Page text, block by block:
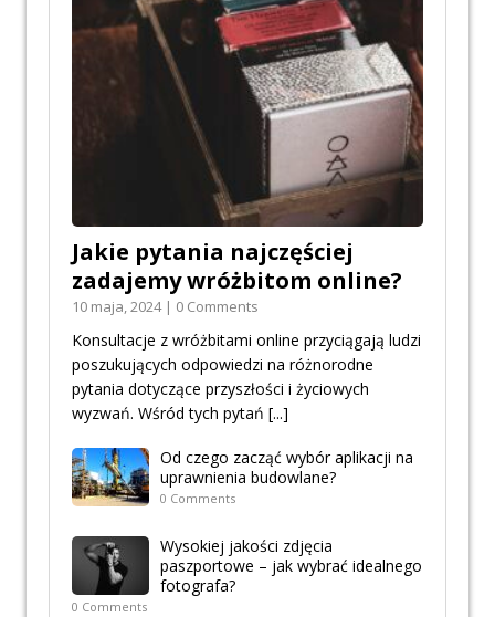
Jakie pytania najczęściej
zadajemy wróżbitom online?
10 maja, 2024 | 0 Comments
Konsultacje z wróżbitami online przyciągają ludzi
poszukujących odpowiedzi na różnorodne
pytania dotyczące przyszłości i życiowych
wyzwań. Wśród tych pytań [...]
Od czego zacząć wybór aplikacji na
uprawnienia budowlane?
0 Comments
Wysokiej jakości zdjęcia
paszportowe – jak wybrać idealnego
fotografa?
0 Comments